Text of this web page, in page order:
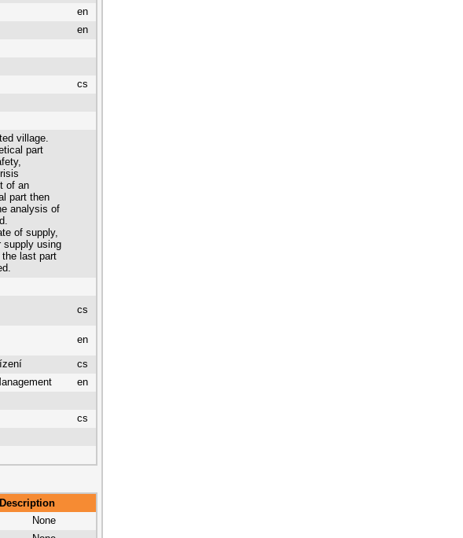
en
en
cs
village.
part
of an
part then
analysis of
of supply,
supply using
last part
cs
en
cs
en
cs
Description
None